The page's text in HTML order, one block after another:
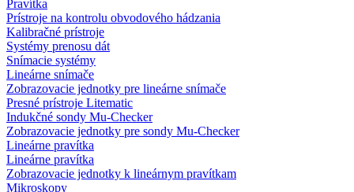
Pravítka
Prístroje na kontrolu obvodového hádzania
Kalibračné prístroje
Systémy prenosu dát
Snímacie systémy
Lineárne snímače
Zobrazovacie jednotky pre lineárne snímače
Presné prístroje Litematic
Indukčné sondy Mu-Checker
Zobrazovacie jednotky pre sondy Mu-Checker
Lineárne pravítka
Lineárne pravítka
Zobrazovacie jednotky k lineárnym pravítkam
Mikroskopy